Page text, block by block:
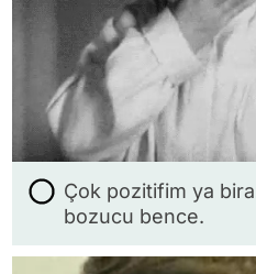
Çok pozitifim ya
bozucu bence.